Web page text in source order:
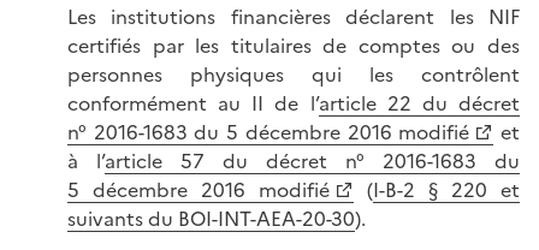
Les institutions financières déclarent les NIF
certifiés par les titulaires de comptes ou des
personnes physiques qui les contrôlent
conformément au II de l’article 22 du décret
n° 2016-1683 du 5 décembre 2016 modifié
et
à l’article 57 du décret n° 2016-1683 du
5 décembre 2016 modifié
(I-B-2 § 220 et
suivants du BOI-INT-AEA-20-30).